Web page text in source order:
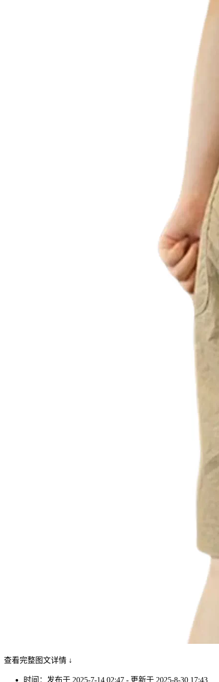
查看完整图文详情 ↓
时间：发布于 2025-7-14 02:47 - 更新于 2025-8-30 17:43